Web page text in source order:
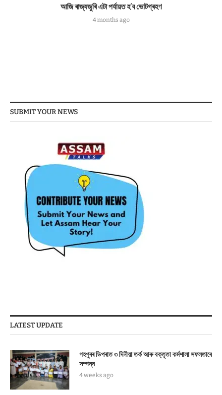
আজি ৰাজ্যজুৰি এটা পৰ্যায়ত হ’ব ভোটগ্ৰহণ
4 months ago
SUBMIT YOUR NEWS
LATEST UPDATE
গহপুৰৰ ডিপৰাত ৩ দিনীয়া তৰ্ক আৰু বক্তৃতা কৰ্মশালা সফলতাৰে
সম্পন্ন
4 weeks ago